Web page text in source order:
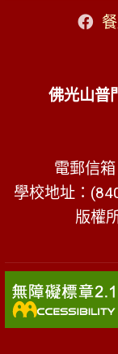
佛光山普
電郵信箱
學校地址：
版權